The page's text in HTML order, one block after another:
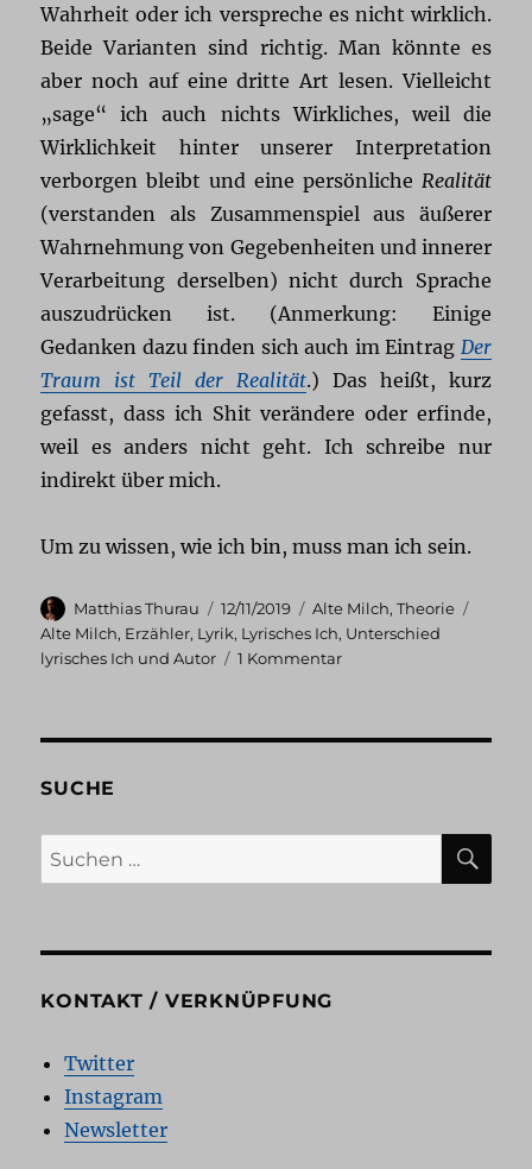
Wahrheit oder ich verspreche es nicht wirklich.
Beide Varianten sind richtig. Man könnte es
aber noch auf eine dritte Art lesen. Vielleicht
„sage“ ich auch nichts Wirkliches, weil die
Wirklichkeit hinter unserer Interpretation
verborgen bleibt und eine persönliche Realität
(verstanden als Zusammenspiel aus äußerer
Wahrnehmung von Gegebenheiten und innerer
Verarbeitung derselben) nicht durch Sprache
auszudrücken ist. (Anmerkung: Einige
Gedanken dazu finden sich auch im Eintrag Der
Traum ist Teil der Realität.) Das heißt, kurz
gefasst, dass ich Shit verändere oder erfinde,
weil es anders nicht geht. Ich schreibe nur
indirekt über mich.
Um zu wissen, wie ich bin, muss man ich sein.
Autor
Matthias Thurau
Veröffentlicht
am
12/11/2019 Kategorien
Alte Milch,Theorie
Alte Milch, Erzähler, Lyrik, Lyrisches Ich, Unterschied
lyrisches Ich und Autor
1 Kommentarzu
ich
SUCHE
Suchen
nach:
KONTAKT / VERKNÜPFUNG
Twitter
Instagram
Newsletter